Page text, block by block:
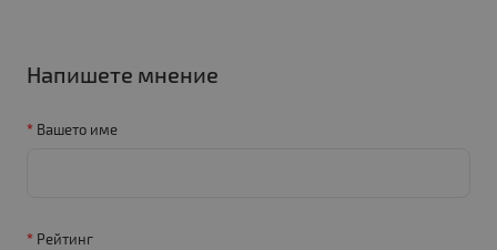
Напишете мнение
Вашето име
Рейтинг